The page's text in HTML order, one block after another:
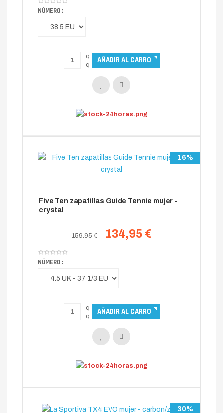
NÚMERO :
16%
Five Ten zapatillas Guide Tennie mujer -
crystal
159.95 € 134,95 €
NÚMERO :
30%